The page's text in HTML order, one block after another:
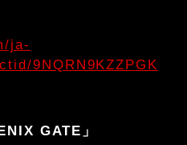
ja-
9NQRN9KZZPGK
GATE」